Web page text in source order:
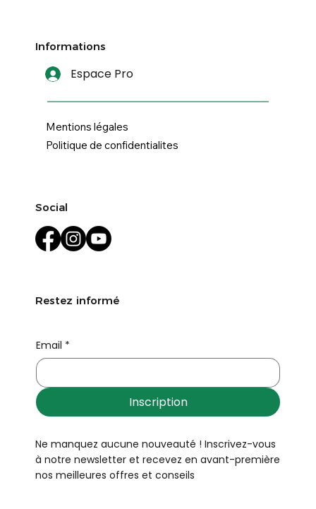
Restez informé
Ne manquez aucune nouveauté ! Inscrivez-vous
à notre newsletter et recevez en avant-première
nos meilleures offres et conseils
Email *
Inscription
Informations
Espace Pro
Mentions légales
Politique de confidentialites
Social